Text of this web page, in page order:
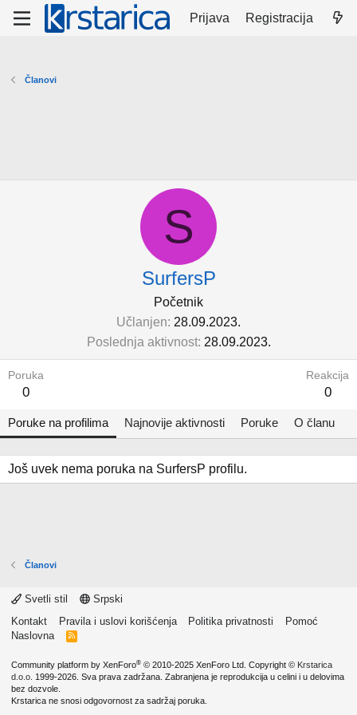
Prijava Registracija
Članovi
S
SurfersP
Početnik
Učlanjen 28.09.2023.
Poslednja aktivnost 28.09.2023.
Poruka
0
Reakcija
0
Poruke na profilima Najnovije aktivnosti Poruke O članu
Još uvek nema poruka na SurfersP profilu.
Članovi
Svetli stil
Srpski
Kontakt
Pravila i uslovi korišćenja Politika privatnosti
Pomoć
Naslovna
R
Community platform by XenForo® © 2010-2025 XenForo Ltd. Copyright © Krstarica
d.o.o. 1999-2026. Sva prava zadržana. Zabranjena je reprodukcija u celini i u delovima
bez dozvole.
Krstarica ne snosi odgovornost za sadržaj poruka.